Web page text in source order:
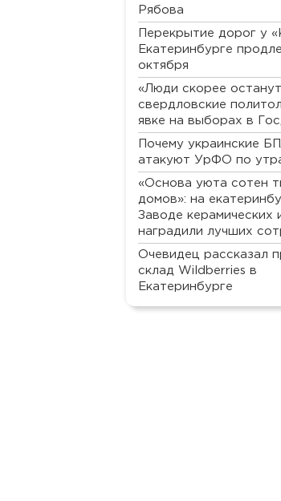
Рябова
Перекрытие дорог у
Екатеринбурге
октября
«Люди скорее
свердловские
явке на выборах в
Почему украинские
атакуют УрФО по
«Основа уюта сотен
домов»: на
Заводе керамических
наградили лучших
Очевидец рассказал
склад Wildberries в
Екатеринбурге